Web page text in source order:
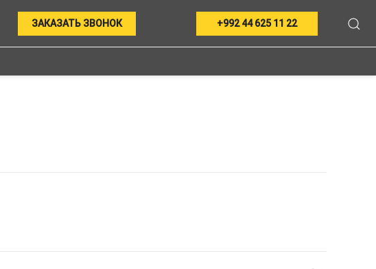
ЗАКАЗАТЬ ЗВОНОК +992 44 625 11 22